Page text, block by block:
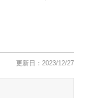
更新日：2023/12/27